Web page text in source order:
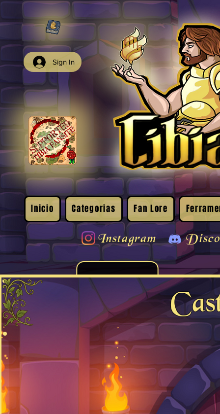
Sign In
Inicio Categorias Fan Lore
Instagram